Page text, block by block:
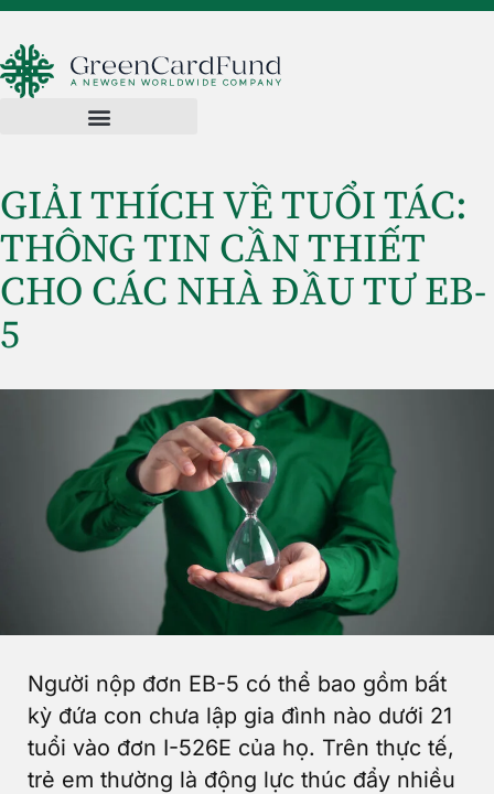
GIẢI THÍCH VỀ TUỔI TÁC:
THÔNG TIN CẦN THIẾT
CHO CÁC NHÀ ĐẦU TƯ EB-
5
Người nộp đơn EB-5 có thể bao gồm bất
kỳ đứa con chưa lập gia đình nào dưới 21
tuổi vào đơn I-526E của họ. Trên thực tế,
trẻ em thường là động lực thúc đẩy nhiều